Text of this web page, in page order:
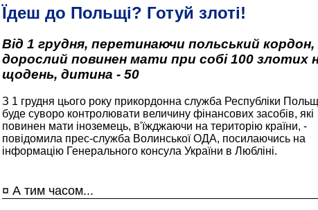
Їдеш до Польщі? Готуй злоті!
Від 1 грудня, перетинаючи польський кордон,
дорослий повинен мати при собі 100 злотих
щодень, дитина - 50
З 1 грудня цього року прикордонна служба Республіки
буде суворо контролювати величину фінансових засобів, які
повинен мати іноземець, в'їжджаючи на територію країни, -
повідомила прес-служба Волинської ОДА, посилаючись на
інформацію Генерального консула України в Любліні.
¤ А тим часом...